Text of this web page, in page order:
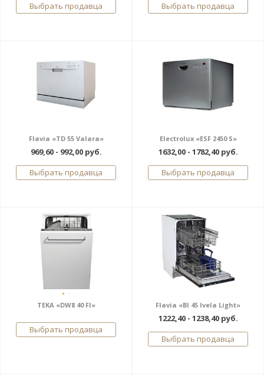
Выбрать продавца
Выбрать продавца
Flavia «TD 55 Valara»
969,60 - 992,00 руб.
Выбрать продавца
Electrolux «ESF 2450 S»
1632,00 - 1782,40 руб.
Выбрать продавца
TEKA «DW8 40 FI»
Выбрать продавца
Flavia «BI 45 Ivela Light»
1222,40 - 1238,40 руб.
Выбрать продавца